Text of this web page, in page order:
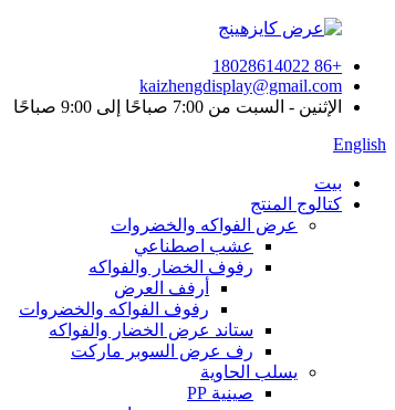
+86 18028614022
kaizhengdisplay@gmail.com
الإثنين - السبت من 7:00 صباحًا إلى 9:00 صباحًا
English
بيت
كتالوج المنتج
عرض الفواكه والخضروات
عشب اصطناعي
رفوف الخضار والفواكه
أرفف العرض
رفوف الفواكه والخضروات
ستاند عرض الخضار والفواكه
رف عرض السوبر ماركت
يسلب الحاوية
صينية PP